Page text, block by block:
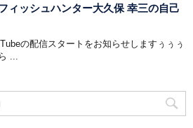
ィッシュハンター大久保 幸三の自己
の配信スタートをお知らせしますぅぅぅ
...